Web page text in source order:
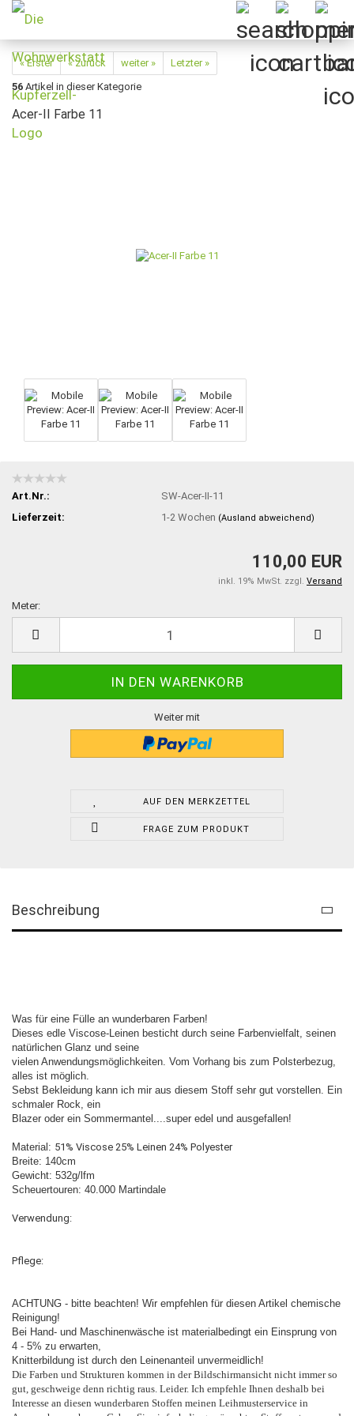
« Erster « zurück weiter »
Letzter »
56 Artikel in dieser Kategorie
Acer-II Farbe 11
Art.Nr.:
SW-Acer-II-11
Lieferzeit:
1-2 Wochen (Ausland abweichend)
110,00 EUR
inkl. 19% MwSt. zzgl. Versand
Meter:
Weiter mit
AUF DEN MERKZETTEL
FRAGE ZUM PRODUKT
Beschreibung
Was für eine Fülle an wunderbaren Farben!
Dieses edle Viscose-Leinen besticht durch seine Farbenvielfalt, seinen
natürlichen Glanz und seine
vielen Anwendungsmöglichkeiten. Vom Vorhang bis zum Polsterbezug,
alles ist möglich.
Sebst Bekleidung kann ich mir aus diesem Stoff sehr gut vorstellen. Ein
schmaler Rock, ein
Blazer oder ein Sommermantel....super edel und ausgefallen!
Material: 51% Viscose 25% Leinen 24% Polyester
Breite: 140cm
Gewicht: 532g/lfm
Scheuertouren: 40.000 Martindale
Verwendung:
Pflege:
ACHTUNG - bitte beachten! Wir empfehlen für diesen Artikel chemische
Reinigung!
Bei Hand- und Maschinenwäsche ist materialbedingt ein Einsprung von
4 - 5% zu erwarten,
Knitterbildung ist durch den Leinenanteil unvermeidlich!
Die Farben und Strukturen kommen in der Bildschirmansicht nicht immer so
gut, geschweige denn richtig raus. Leider. Ich empfehle Ihnen deshalb bei
Interesse an diesen wunderbaren Stoffen meinen Leihmusterservice in